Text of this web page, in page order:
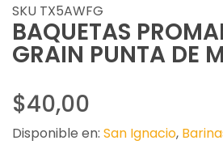
SKU TX5AWFG
BAQUETAS
GRAIN PUNTA DE
$40,00
Disponible en: San Ignacio,